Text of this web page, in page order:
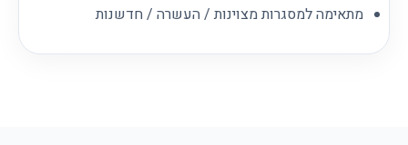
מתאימה למסגרות מצוינות / העשרה / חדשנות